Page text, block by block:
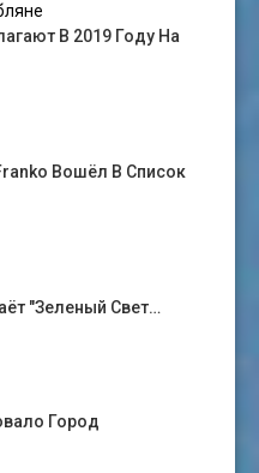
В 2019 Году На
Вошёл В Список
"зеленый Свет…
Город